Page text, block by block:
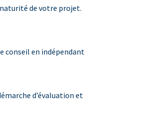
de votre projet.
conseil en indépendant
d’évaluation et